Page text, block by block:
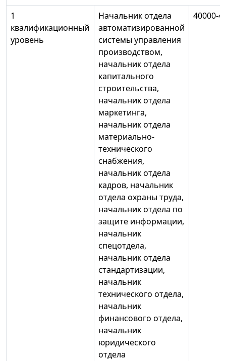
1
квалификационный
уровень
Начальник отдела
автоматизированной
системы управления
производством,
начальник отдела
капитального
строительства,
начальник отдела
маркетинга,
начальник отдела
материально-
технического
снабжения,
начальник отдела
кадров, начальник
отдела охраны труда,
начальник отдела по
защите информации,
начальник
спецотдела,
начальник отдела
стандартизации,
начальник
технического отдела,
начальник
финансового отдела,
начальник
юридического
отдела
40000-